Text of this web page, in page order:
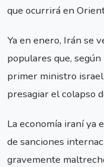
que ocurrirá en
Ya en enero, Irán se
populares que,
primer ministro
presagiar el colapso
La economía iraní ya
de sanciones
gravemente